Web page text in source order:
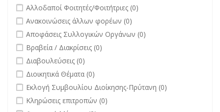
undefined
Αλλοδαποί Φοιτητές/Φοιτήτριες (0)
undefined
Ανακοινώσεις άλλων φορέων (0)
undefined
Αποφάσεις Συλλογικών Οργάνων (0)
undefined
Βραβεία / Διακρίσεις (0)
undefined
Διαβουλεύσεις (0)
undefined
Διοικητικά Θέματα (0)
undefined
Εκλογή Συμβουλίου Διοίκησης-Πρύτανη (0)
undefined
Κληρώσεις επιτροπών (0)